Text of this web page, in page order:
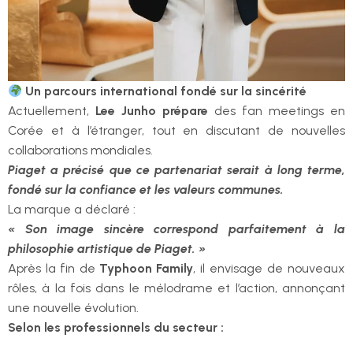
Un parcours international fondé sur la sincérité
Actuellement, Lee Junho prépare des fan meetings en
Corée et à l’étranger, tout en discutant de nouvelles
collaborations mondiales.
Piaget a précisé que ce partenariat serait à long terme,
fondé sur la confiance et les valeurs communes.
La marque a déclaré :
« Son image sincère correspond parfaitement à la
philosophie artistique de Piaget. »
Après la fin de Typhoon Family, il envisage de nouveaux
rôles, à la fois dans le mélodrame et l’action, annonçant
une nouvelle évolution.
Selon les professionnels du secteur :